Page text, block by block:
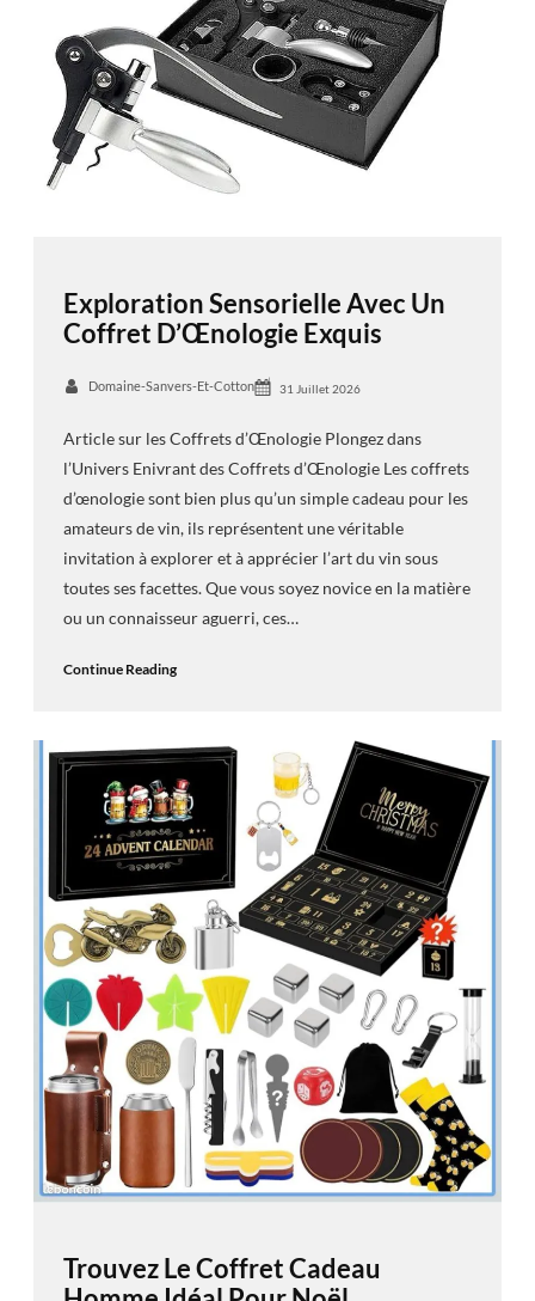
Exploration Sensorielle Avec Un
Coffret D’Œnologie Exquis
Domaine-Sanvers-Et-Cotton 31 Juillet 2026
Article sur les Coffrets d’Œnologie Plongez dans
l’Univers Enivrant des Coffrets d’Œnologie Les coffrets
d’œnologie sont bien plus qu’un simple cadeau pour les
amateurs de vin, ils représentent une véritable
invitation à explorer et à apprécier l’art du vin sous
toutes ses facettes. Que vous soyez novice en la matière
ou un connaisseur aguerri, ces…
Continue Reading
Trouvez Le Coffret Cadeau